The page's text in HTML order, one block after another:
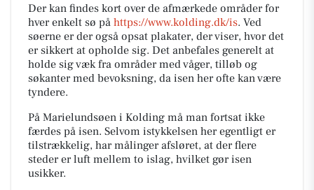
Der kan findes kort over de afmærkede områder for
hver enkelt sø på https://www.kolding.dk/is. Ved
søerne er der også opsat plakater, der viser, hvor det
er sikkert at opholde sig. Det anbefales generelt at
holde sig væk fra områder med våger, tilløb og
søkanter med bevoksning, da isen her ofte kan være
tyndere.
På Marielundsøen i Kolding må man fortsat ikke
færdes på isen. Selvom istykkelsen her egentligt er
tilstrækkelig, har målinger afsløret, at der flere
steder er luft mellem to islag, hvilket gør isen
usikker.